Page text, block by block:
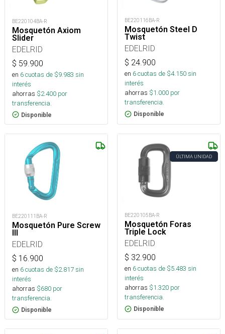
BE220104BA-R
Mosquetón Axiom
Slider
EDELRID
$ 59.900
en 6cuotas de $9.983 sin
interés
ahorras $2.400 por
transferencia.
Disponible
BE220116BA-R
Mosquetón Steel D
Twist
EDELRID
$ 24.900
en 6cuotas de $4.150sin
interés
ahorras $1.000 por
transferencia.
Disponible
BE220111BA-R
Mosquetón Pure Screw
III
EDELRID
$ 16.900
en 6cuotas de $2.817sin
interés
ahorras $680 por
transferencia.
Disponible
ÚLTIMA UNIDAD
BE220105BA-R
Mosquetón Foras
Triple Lock
EDELRID
$ 32.900
en 6cuotas de $5.483 sin
interés
ahorras $1.320 por
transferencia.
Disponible